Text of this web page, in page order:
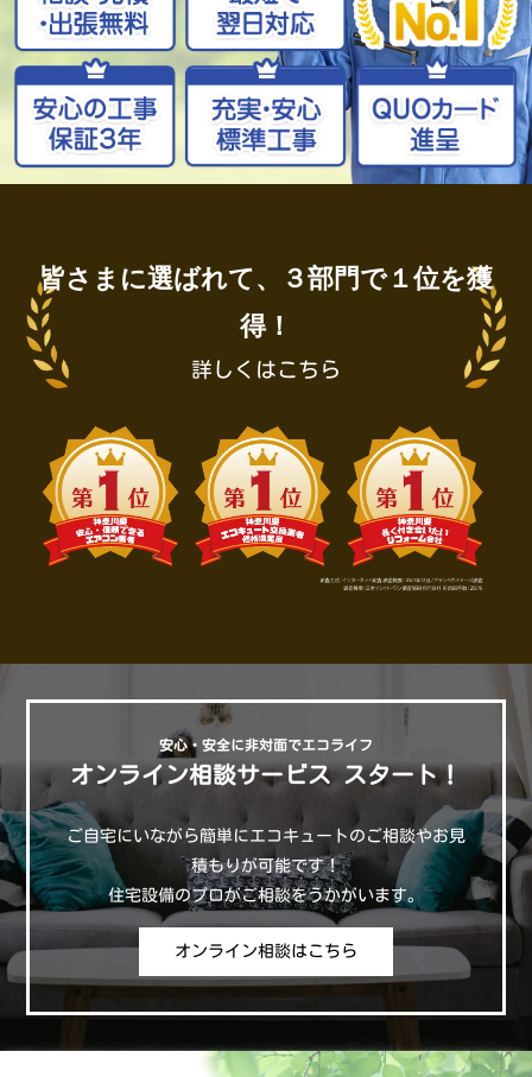
皆さまに選ばれて、３部門で１位を獲
得！
詳しくはこちら
安心・安全に非対面でエコライフ
オンライン相談サービス スタート！
ご自宅にいながら簡単にエコキュートのご相談やお見
積もりが可能です！
住宅設備のプロがご相談をうかがいます。
オンライン相談はこちら